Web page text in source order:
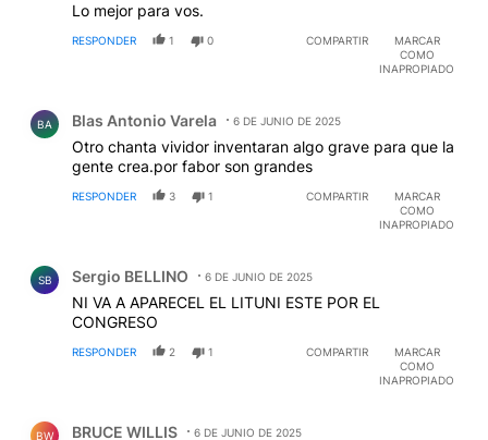
Lo mejor para vos.
RESPONDER 1 0 COMPARTIR
MARCAR
COMO
INAPROPIADO
BA Blas Antonio Varela 6 DE JUNIO DE 2025
Otro chanta vividor inventaran algo grave para que la
gente crea.por fabor son grandes
RESPONDER 3 1 COMPARTIR
MARCAR
COMO
INAPROPIADO
SB Sergio BELLINO 6 DE JUNIO DE 2025
NI VA A APARECEL EL LITUNI ESTE POR EL
CONGRESO
RESPONDER 2 1 COMPARTIR
MARCAR
COMO
INAPROPIADO
BW BRUCE WILLIS 6 DE JUNIO DE 2025